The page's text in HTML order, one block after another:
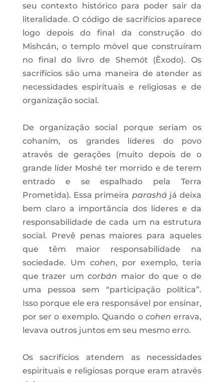
seu contexto histórico para poder sair da
literalidade. O código de sacrifícios aparece
logo depois do final da construção do
Mishcán, o templo móvel que construíram
no final do livro de Shemót (Êxodo). Os
sacrifícios são uma maneira de atender as
necessidades espirituais e religiosas e de
organização social.
De organização social porque seriam os
cohaním, os grandes líderes do povo
através de gerações (muito depois de o
grande líder Moshé ter morrido e de terem
entrado e se espalhado pela Terra
Prometida). Essa primeira parashá já deixa
bem claro a importância dos líderes e da
responsabilidade de cada um na estrutura
social. Prevê penas maiores para aqueles
que têm maior responsabilidade na
sociedade. Um cohen, por exemplo, teria
que trazer umcorbán maior do que o de
uma pessoa sem “participação política”.
Isso porque ele era responsável por ensinar,
por ser o exemplo. Quando o cohen errava,
levava outros juntos em seu mesmo erro.
Os sacrifícios atendem as necessidades
espirituais e religiosas porque eram através